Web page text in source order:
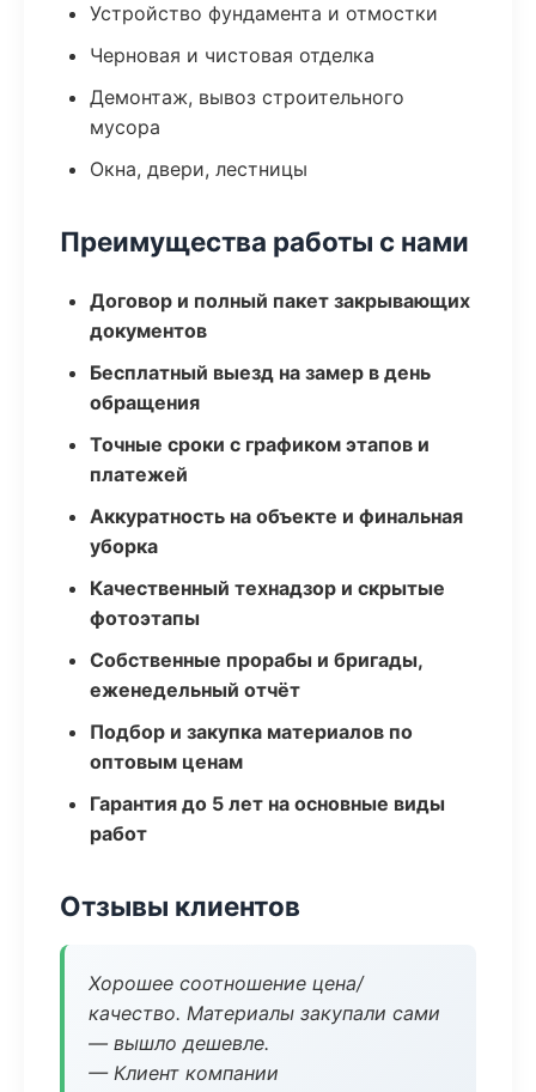
Устройство фундамента и отмостки
Черновая и чистовая отделка
Демонтаж, вывоз строительного
мусора
Окна, двери, лестницы
Преимущества работы с нами
Договор и полный пакет закрывающих
документов
Бесплатный выезд на замер в день
обращения
Точные сроки с графиком этапов и
платежей
Аккуратность на объекте и финальная
уборка
Качественный технадзор и скрытые
фотоэтапы
Собственные прорабы и бригады,
еженедельный отчёт
Подбор и закупка материалов по
оптовым ценам
Гарантия до 5 лет на основные виды
работ
Отзывы клиентов
Хорошее соотношение цена/
качество. Материалы закупали сами
— вышло дешевле.
— Клиент компании